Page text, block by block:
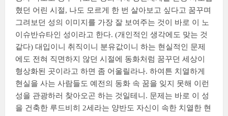
혔던 어린 시절, 나도 모르게 한 번 살아보고 싶다고 꿈꾸며
그려보던 성의 이미지를 가장 잘 보여주는 것이 바로 이 노
이슈반슈타인 성이라고 한다. (개인적인 생각에도 맞는 것
같다) 대입이니 취직이니 분유값이니 하는 현실적인 문제
에도 전혀 직면하지 않던 시절에 동화처럼 꿈꾸던 세상이
형상화된 곳이라고 하면 좀 어울릴라나. 하여튼 치열하게
현실을 사는 사람들도 예전의 동화 속 꿈을 잊지 못해 이런
성을 관광하러 찾아오곤 하는 것일테니. 문제는 바로 이 성
을 건축한 루드비히 2세라는 양반도 자신이 속한 치열한 현